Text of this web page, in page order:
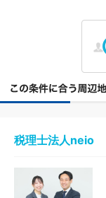
税理士法人neio